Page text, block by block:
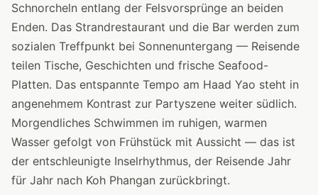
Schnorcheln entlang der Felsvorsprünge an beiden
Enden. Das Strandrestaurant und die Bar werden zum
sozialen Treffpunkt bei Sonnenuntergang — Reisende
teilen Tische, Geschichten und frische Seafood-
Platten. Das entspannte Tempo am Haad Yao steht in
angenehmem Kontrast zur Partyszene weiter südlich.
Morgendliches Schwimmen im ruhigen, warmen
Wasser gefolgt von Frühstück mit Aussicht — das ist
der entschleunigte Inselrhythmus, der Reisende Jahr
für Jahr nach Koh Phangan zurückbringt.